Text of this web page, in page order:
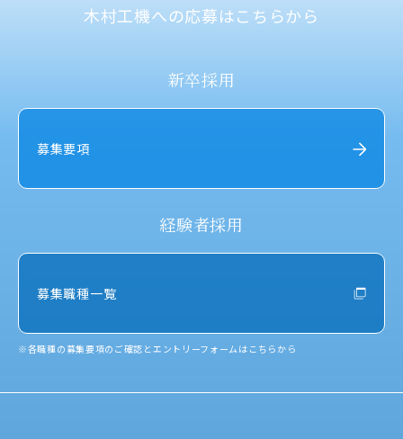
木村工機への応募はこちらから
新卒採用
募集要項
経験者採用
募集職種一覧
※各職種の募集要項のご確認とエントリーフォームはこちらから